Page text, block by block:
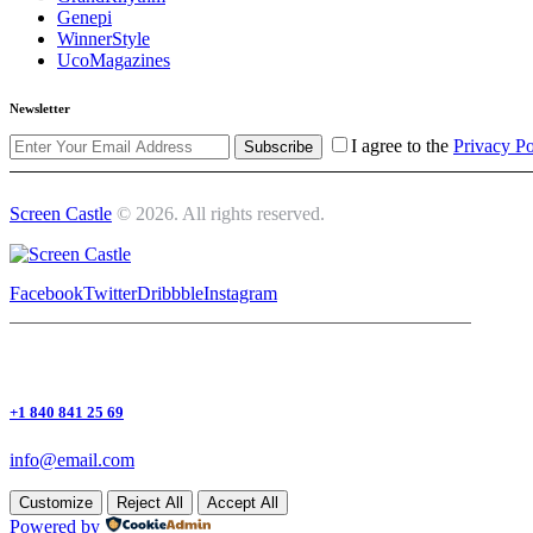
Genepi
WinnerStyle
UcoMagazines
Newsletter
Subscribe I agree to the Privacy
Screen Castle © 2026. All rights reserved.
FacebookTwitterDribbbleInstagram
+1 840 841 25 69
info@email.com
Customize Reject All Accept All
Powered by